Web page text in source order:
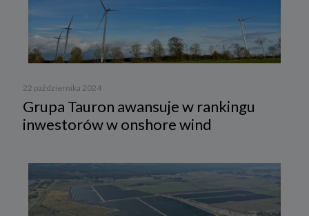
22 października 2024
Grupa Tauron awansuje w rankingu
inwestorów w onshore wind